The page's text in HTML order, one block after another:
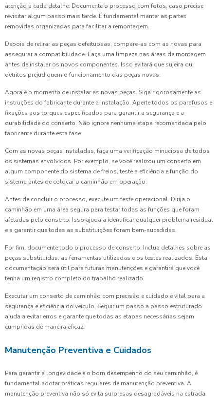
atenção a cada detalhe. Documente o processo com fotos, caso precise
revisitar algum passo mais tarde. É fundamental manter as partes
removidas organizadas para facilitar a remontagem.
Depois de retirar as peças defeituosas, compare-as com as novas para
assegurar a compatibilidade. Faça uma limpeza nas áreas de montagem
antes de instalar os novos componentes. Isso evitará que sujeira ou
detritos prejudiquem o funcionamento das peças novas.
Agora é o momento de instalar as novas peças. Siga rigorosamente as
instruções do fabricante durante a instalação. Aperte todos os parafusos e
fixações aos torques especificados para garantir a segurança e a
durabilidade do conserto. Não ignore nenhuma etapa recomendada pelo
fabricante durante esta fase.
Com as novas peças instaladas, faça uma verificação minuciosa de todos
os sistemas envolvidos. Por exemplo, se você realizou um conserto em
algum componente do sistema de freios, teste a eficiência e função do
sistema antes de colocar o caminhão em operação.
Antes de concluir o processo, execute um teste operacional. Dirija o
caminhão em uma área segura para testar todas as funções que foram
afetadas pelo conserto. Isso ajuda a identificar qualquer problema residual
e a garantir que todas as substituições foram bem-sucedidas.
Por fim, documente todo o processo de conserto. Inclua detalhes sobre as
peças substituídas, as ferramentas utilizadas e os testes realizados. Esta
documentação será útil para futuras manutenções e garantirá que você
tenha um registro completo do trabalho realizado.
Executar um conserto de caminhão com precisão e cuidado é vital para a
segurança e eficiência do veículo. Seguir um passo a passo estruturado
ajuda a evitar erros e garante que todas as etapas necessárias sejam
cumpridas de maneira eficaz.
Manutenção Preventiva e Cuidados
Para garantir a longevidade e o bom desempenho do seu caminhão, é
fundamental adotar práticas regulares de manutenção preventiva. A
manutenção preventiva não só evita surpresas desagradáveis na estrada,